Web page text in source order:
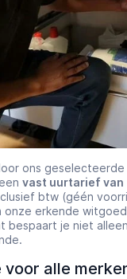
ons geselecteerde
vast uurtarief van
btw (géén
onze erkende
bespaart je niet
alle